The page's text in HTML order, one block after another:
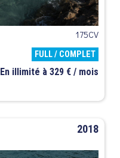
175CV
FULL / COMPLET
En illimité à 329 € / mois
2018